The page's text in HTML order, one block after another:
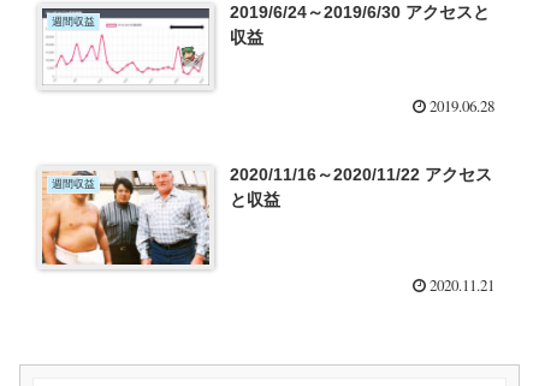
週間収益
2019/6/24～2019/6/30 アクセスと
収益
2019.06.28
週間収益
2020/11/16～2020/11/22 アクセス
と収益
2020.11.21